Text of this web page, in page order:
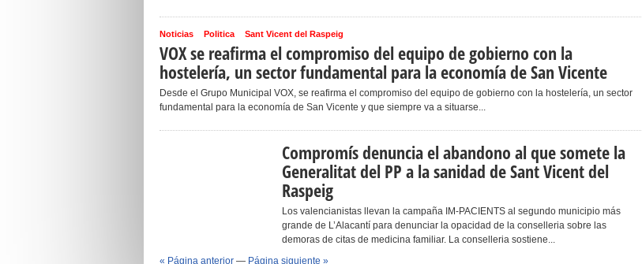
Noticias Politica Sant Vicent del Raspeig
VOX se reafirma el compromiso del equipo de gobierno con la
hostelería, un sector fundamental para la economía de San Vicente
Desde el Grupo Municipal VOX, se reafirma el compromiso del equipo de gobierno con la hostelería, un sector
fundamental para la economía de San Vicente y que siempre va a situarse...
Compromís denuncia el abandono al que somete la
Generalitat del PP a la sanidad de Sant Vicent del
Raspeig
Los valencianistas llevan la campaña IM-PACIENTS al segundo municipio más
grande de L’Alacantí para denunciar la opacidad de la conselleria sobre las
demoras de citas de medicina familiar. La conselleria sostiene...
« Página anterior — Página siguiente »